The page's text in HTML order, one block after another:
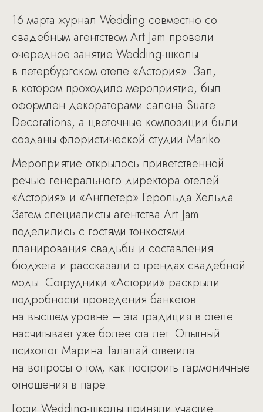
16 марта журнал Wedding совместно со
свадебным агентством Art Jam провели
очередное занятие Wedding-школы
в петербургском отеле «Астория». Зал,
в котором проходило мероприятие, был
оформлен декораторами салона Suare
Decorations, а цветочные композиции были
созданы флористической студии Mariko.
Мероприятие открылось приветственной
речью генерального директора отелей
«Астория» и «Англетер» Герольда Хельда.
Затем специалисты агентства Art Jam
поделились с гостями тонкостями
планирования свадьбы и составления
бюджета и рассказали о трендах свадебной
моды. Сотрудники «Астории» раскрыли
подробности проведения банкетов
на высшем уровне – эта традиция в отеле
насчитывает уже более ста лет. Опытный
психолог Марина Талалай ответила
на вопросы о том, как построить гармоничные
отношения в паре.